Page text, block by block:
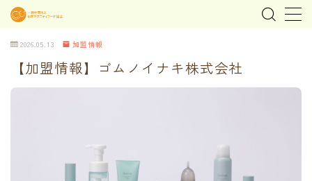
MENU
MEDIA & NEWS
2026.05.13 加盟情報
【加盟情報】ゴムノイナキ株式会社